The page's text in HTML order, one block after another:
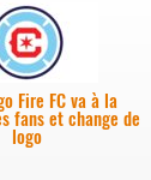
Fire FC va à la
fans et change de
logo